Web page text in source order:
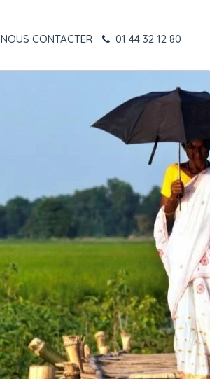
NOUS CONTACTER 01 44 32 12 80